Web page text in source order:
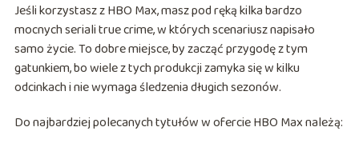
Jeśli korzystasz z HBO Max, masz pod ręką kilka bardzo
mocnych seriali true crime, w których scenariusz napisało
samo życie. To dobre miejsce, by zacząć przygodę z tym
gatunkiem, bo wiele z tych produkcji zamyka się w kilku
odcinkach i nie wymaga śledzenia długich sezonów.
Do najbardziej polecanych tytułów w ofercie HBO Max należą: